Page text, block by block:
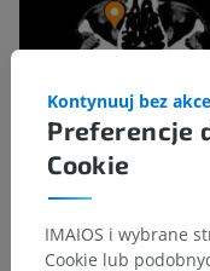
Preferencje
Cookie
Kontynuuj bez
IMAIOS i wybrane
Cookie lub